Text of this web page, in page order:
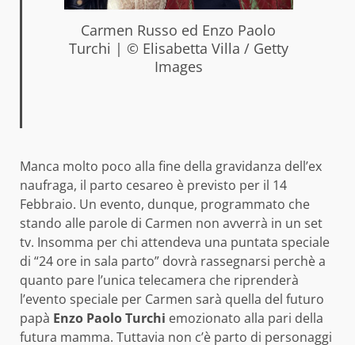
Carmen Russo ed Enzo Paolo
Turchi | © Elisabetta Villa / Getty
Images
Manca molto poco alla fine della gravidanza dell’ex
naufraga, il parto cesareo è previsto per il 14
Febbraio. Un evento, dunque, programmato che
stando alle parole di Carmen non avverrà in un set
tv. Insomma per chi attendeva una puntata speciale
di “24 ore in sala parto” dovrà rassegnarsi perchè a
quanto pare l’unica telecamera che riprenderà
l’evento speciale per Carmen sarà quella del futuro
papà Enzo Paolo Turchi emozionato alla pari della
futura mamma. Tuttavia non c’è parto di personaggi